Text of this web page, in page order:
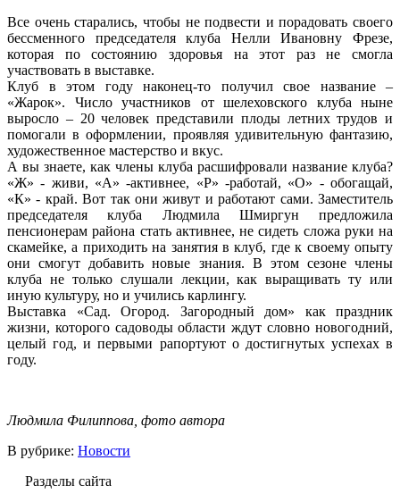
Все очень старались, чтобы не подвести и порадовать своего
бессменного председателя клуба Нелли Ивановну Фрезе,
которая по состоянию здоровья на этот раз не смогла
участвовать в выставке.
Клуб в этом году наконец-то получил свое название –
«Жарок». Число участников от шелеховского клуба ныне
выросло – 20 человек представили плоды летних трудов и
помогали в оформлении, проявляя удивительную фантазию,
художественное мастерство и вкус.
А вы знаете, как члены клуба расшифровали название клуба?
«Ж» - живи, «А» -активнее, «Р» -работай, «О» - обогащай,
«К» - край. Вот так они живут и работают сами. Заместитель
председателя клуба Людмила Шмиргун предложила
пенсионерам района стать активнее, не сидеть сложа руки на
скамейке, а приходить на занятия в клуб, где к своему опыту
они смогут добавить новые знания. В этом сезоне члены
клуба не только слушали лекции, как выращивать ту или
иную культуру, но и учились карлингу.
Выставка «Сад. Огород. Загородный дом» как праздник
жизни, которого садоводы области ждут словно новогодний,
целый год, и первыми рапортуют о достигнутых успехах в
году.
Людмила Филиппова, фото автора
В рубрике: Новости
Разделы сайта